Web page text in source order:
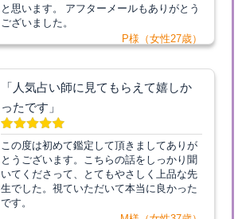
と思います。 アフターメールもありがとう
ございました。
P様（女性27歳）
「人気占い師に見てもらえて嬉しか
ったです」
この度は初めて鑑定して頂きましてありが
とうございます。こちらの話をしっかり聞
いてくださって、とてもやさしく上品な先
生でした。視ていただいて本当に良かった
です。